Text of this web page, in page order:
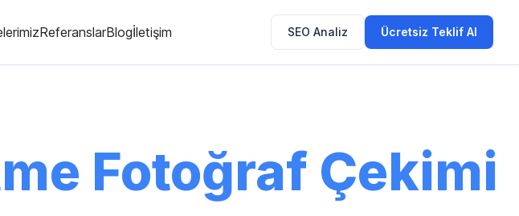
ReferanslarBlogİletişim SEO Analiz Ücretsiz Teklif Al
Fotoğraf Çekimi